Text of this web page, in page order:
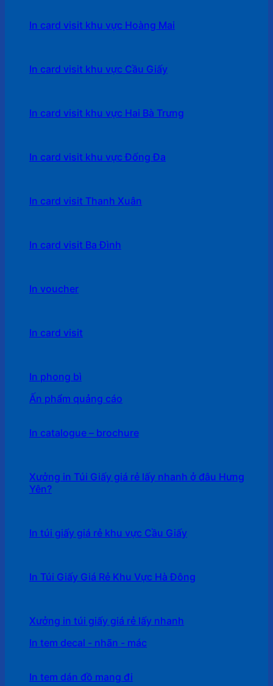
In card visit khu vực Hoàng Mai
In card visit khu vực Cầu Giấy
In card visit khu vực Hai Bà Trưng
In card visit khu vực Đống Đa
In card visit Thanh Xuân
In card visit Ba Đình
In voucher
In card visit
In phong bì
Ấn phẩm quảng cáo
In catalogue – brochure
Xưởng in Túi Giấy giá rẻ lấy nhanh ở đâu Hưng
Yên?
In túi giấy giá rẻ khu vực Cầu Giấy
In Túi Giấy Giá Rẻ Khu Vực Hà Đông
Xưởng in túi giấy giá rẻ lấy nhanh
In tem decal - nhãn - mác
In tem dán đồ mang đi